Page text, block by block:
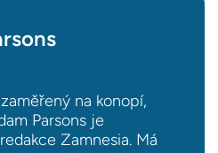
na konopí,
Parsons je
Zamnesia. Má